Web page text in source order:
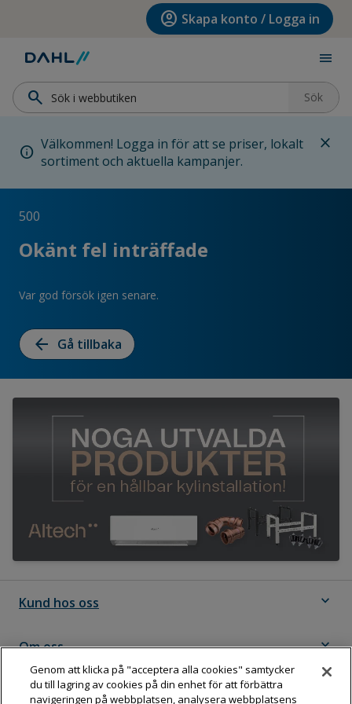
Hoppa till huvudinnehållet account_circle Skapa konto / Logga in
menu
search Sök
info Välkommen! Logga in för att se priser, lokalt
sortiment och aktuella kampanjer.
close
500
Okänt fel inträffade
Var god försök igen senare.
arrow_back Gå tillbaka
Kund hos oss expand_more
Om oss expand_more
Följ Dahl
Genom att klicka på "acceptera alla cookies" samtycker
du till lagring av cookies på din enhet för att förbättra
navigeringen på webbplatsen, analysera webbplatsens